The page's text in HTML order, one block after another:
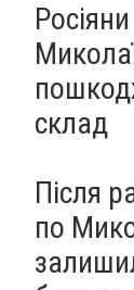
склад
Після
по